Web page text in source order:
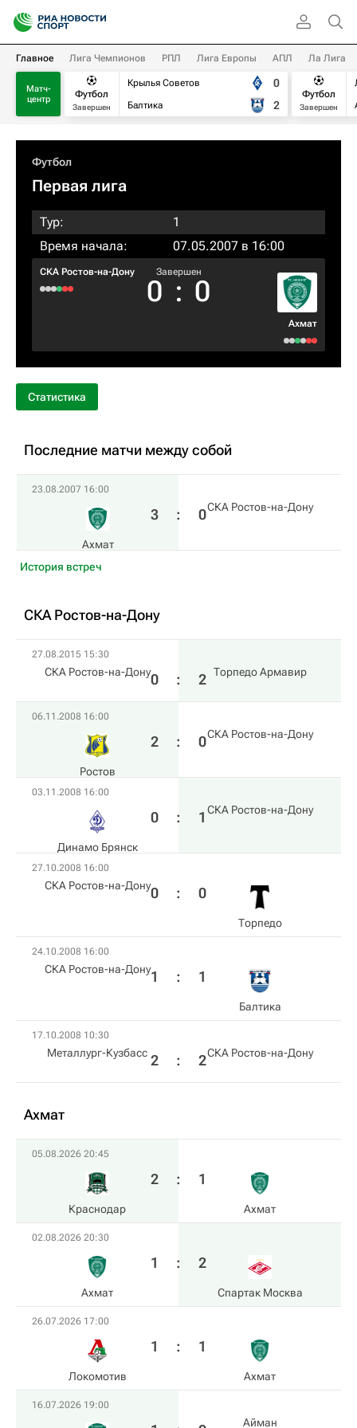
Главное Лига Чемпионов РПЛ Лига Европы АПЛ Ла Лига
Матч-
центр
Футбол
Завершен
Крылья Советов
Балтика
0
2
Футбол
Завершен
Футбол
Первая лига
Тур:
1
Время начала:
07.05.2007 в 16:00
СКА Ростов-на-Дону Завершен
0 : 0
Ахмат
Статистика
Последние матчи между собой
23.08.2007 16:00
Ахмат
3 : 0СКА Ростов-на-Дону
История встреч
СКА Ростов-на-Дону
27.08.2015 15:30
СКА Ростов-на-Дону0 : 2 Торпедо Армавир
06.11.2008 16:00
Ростов
2 : 0СКА Ростов-на-Дону
03.11.2008 16:00
Динамо Брянск
0 : 1 СКА Ростов-на-Дону
27.10.2008 16:00
СКА Ростов-на-Дону0 : 0
Торпедо
24.10.2008 16:00
СКА Ростов-на-Дону1 : 1
Балтика
17.10.2008 10:30
Металлург-Кузбасс 2 : 2СКА Ростов-на-Дону
Ахмат
05.08.2026 20:45
Краснодар
2 : 1
Ахмат
02.08.2026 20:30
Ахмат
1 : 2
Спартак Москва
26.07.2026 17:00
Локомотив
1 : 1
Ахмат
16.07.2026 19:00
Айман